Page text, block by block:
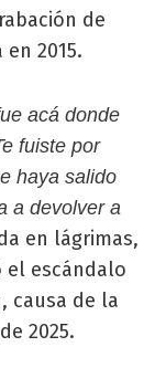
de
2015.
acá donde
fuiste por
haya salido
a devolver a
en lágrimas,
escándalo
causa de la
2025.